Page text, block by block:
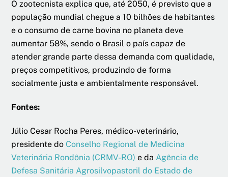
O zootecnista explica que, até 2050, é previsto que a
população mundial chegue a 10 bilhões de habitantes
e o consumo de carne bovina no planeta deve
aumentar 58%, sendo o Brasil o país capaz de
atender grande parte dessa demanda com qualidade,
preços competitivos, produzindo de forma
socialmente justa e ambientalmente responsável.
Fontes:
Júlio Cesar Rocha Peres, médico-veterinário,
presidente do Conselho Regional de Medicina
Veterinária Rondônia (CRMV-RO) e da Agência de
Defesa Sanitária Agrosilvopastoril do Estado de